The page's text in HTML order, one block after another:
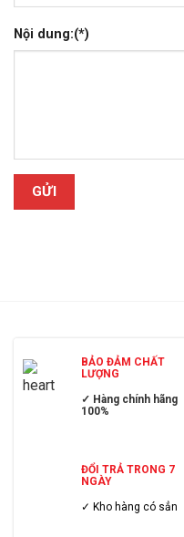
Nội dung:(*)
BẢO ĐẢM CHẤT
LƯỢNG
✓ Hàng chính hãng
100%
ĐỔI TRẢ TRONG 7
NGÀY
✓ Kho hàng có sẳn